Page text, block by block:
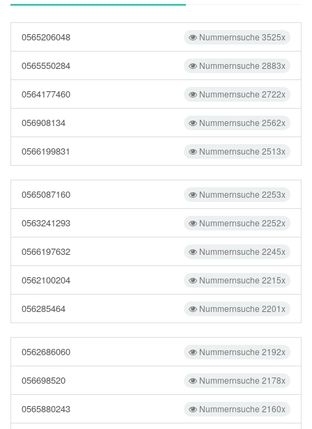
Nummernsuche 3525x
0565206048
Nummernsuche 2883x
0565550284
Nummernsuche 2722x
0564177460
Nummernsuche 2562x
056908134
Nummernsuche 2513x
0566199831
Nummernsuche 2253x
0565087160
Nummernsuche 2252x
0563241293
Nummernsuche 2245x
0566197632
Nummernsuche 2215x
0562100204
Nummernsuche 2201x
056285464
Nummernsuche 2192x
0562686060
Nummernsuche 2178x
056698520
Nummernsuche 2160x
0565880243